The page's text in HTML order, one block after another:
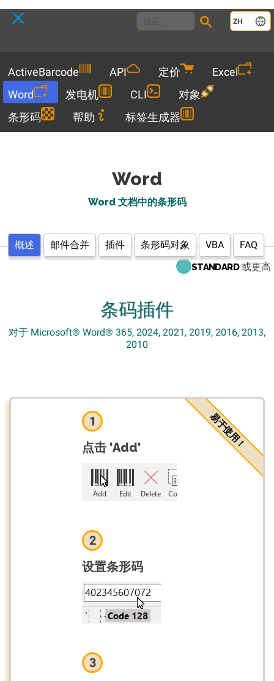
ZH
ActiveBarcode API 定价
Excel
Word
发电机 CLI
对象
条形码
帮助 标签生成器
Word
Word 文档中的条形码
概述 邮件合并 插件 条形码对象 VBA FAQ
STANDARD或更高
条码插件
对于 Microsoft® Word® 365, 2024, 2021, 2019, 2016, 2013,
2010
易于使用！
1
点击 'Add'
2
设置条形码
3